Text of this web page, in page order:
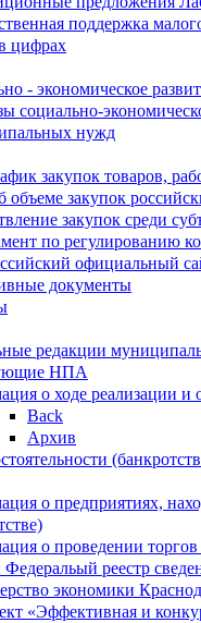
поддержка
цифрах
- экономическое
социально-
нужд
закупок товаров,
объеме закупок
закупок среди
по регулированию
официальный
документы
редакции
НПА
о ходе реализации
Back
Архив
о предприятиях,
о проведении
реестр
экономики
«Эффективная и